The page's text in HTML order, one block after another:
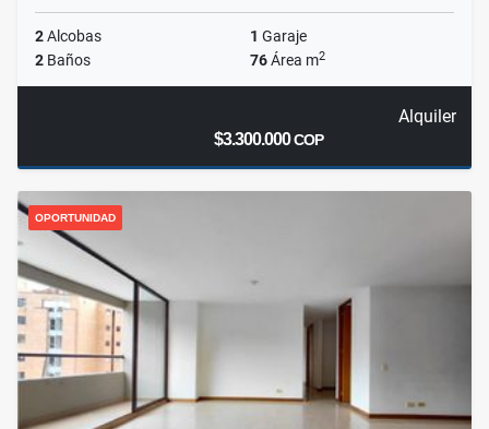
2Alcobas 1 Garaje
2 Baños 76Área m2
Alquiler
$3.300.000COP
OPORTUNIDAD